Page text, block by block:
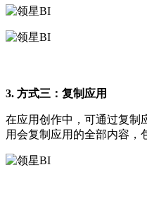
3. 方式三：复制应用
在应用创作中，可通过复制
用会复制应用的全部内容，